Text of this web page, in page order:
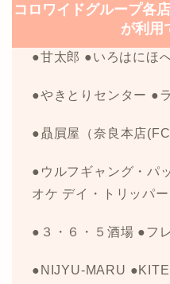
コロワイドグループ各
が利用
●甘太郎 ●いろはにほ
●やきとりセンター ●
●贔屓屋（奈良本店
●ウルフギャング・パ
オケ デイ・トリッパー
●３・６・５酒場 ●フ
●NIJYU-MARU